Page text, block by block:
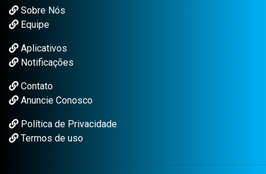
Sobre Nós
Equipe
Aplicativos
Notificações
Contato
Anuncie Conosco
Política de Privacidade
Termos de uso